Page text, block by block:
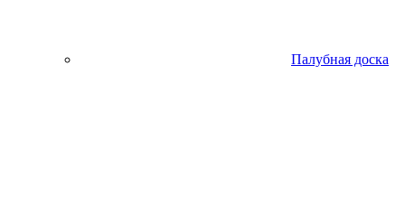
Палубная доска